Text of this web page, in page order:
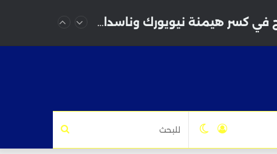
للبحث الوضعتسجيل